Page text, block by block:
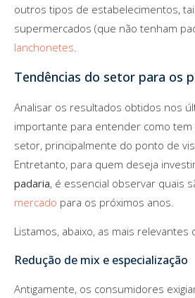
outros tipos de estabelecimentos,
supermercados (que não tenham
lanchonetes.
Tendências do setor para os
Analisar os resultados obtidos nos
importante para entender como tem
setor, principalmente do ponto de
Entretanto, para quem deseja
padaria, é essencial observar quais
mercado para os próximos anos.
Listamos, abaixo, as mais relevantes
Redução de mix e especialização
Antigamente, os consumidores